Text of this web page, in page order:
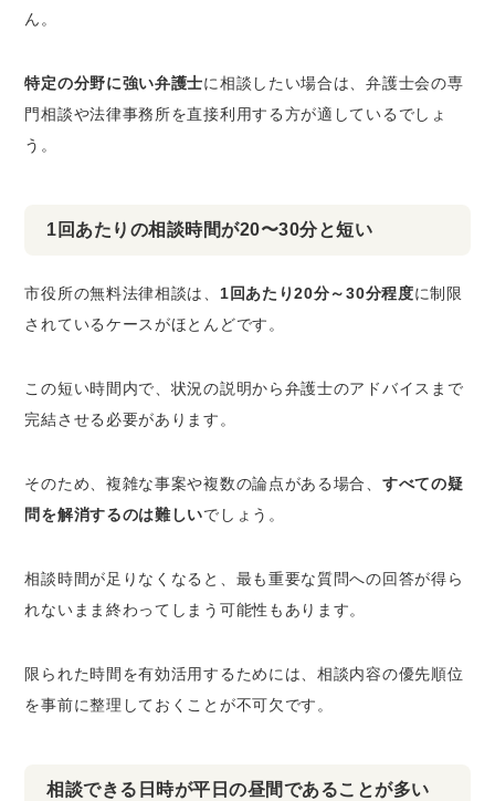
ん。
特定の分野に強い弁護士に相談したい場合は、弁護士会の専
門相談や法律事務所を直接利用する方が適しているでしょ
う。
1回あたりの相談時間が20〜30分と短い
市役所の無料法律相談は、 1回あたり20分～30分程度に制限
されているケースがほとんどです。
この短い時間内で、状況の説明から弁護士のアドバイスまで
完結させる必要があります。
そのため、複雑な事案や複数の論点がある場合、 すべての疑
問を解消するのは難しいでしょう。
相談時間が足りなくなると、最も重要な質問への回答が得ら
れないまま終わってしまう可能性もあります。
限られた時間を有効活用するためには、相談内容の優先順位
を事前に整理しておくことが不可欠です。
相談できる日時が平日の昼間であることが多い